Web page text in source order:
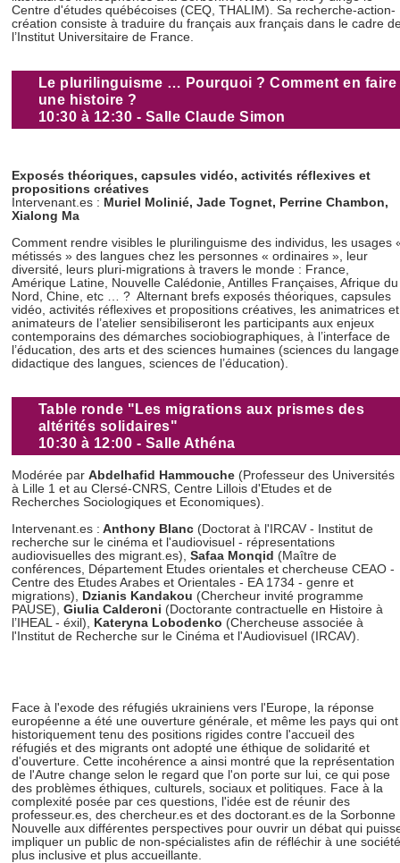
Centre d'études québécoises (CEQ, THALIM). Sa recherche-action-
création consiste à traduire du français aux français dans le cadre
l’Institut Universitaire de France.
Le plurilinguisme … Pourquoi ? Comment en faire
une histoire ?
10:30 à 12:30 - Salle Claude Simon
Exposés théoriques, capsules vidéo, activités réflexives et
propositions créatives
Intervenant.es : Muriel Molinié, Jade Tognet, Perrine Chambon,
Xialong Ma
Comment rendre visibles le plurilinguisme des individus, les usages
métissés » des langues chez les personnes « ordinaires », leur
diversité, leurs pluri-migrations à travers le monde : France,
Amérique Latine, Nouvelle Calédonie, Antilles Françaises, Afrique du
Nord, Chine, etc … ? Alternant brefs exposés théoriques, capsules
vidéo, activités réflexives et propositions créatives, les animatrices et
animateurs de l’atelier sensibiliseront les participants aux enjeux
contemporains des démarches sociobiographiques, à l’interface de
l’éducation, des arts et des sciences humaines (sciences du
didactique des langues, sciences de l’éducation).
Table ronde "Les migrations aux prismes des
altérités solidaires"
10:30 à 12:00 - Salle Athéna
Modérée par Abdelhafid Hammouche (Professeur des Universités
à Lille 1 et au Clersé-CNRS, Centre Lillois d'Etudes et de
Recherches Sociologiques et Economiques).
Intervenant.es : Anthony Blanc (Doctorat à l'IRCAV - Institut de
recherche sur le cinéma et l'audiovisuel - répresentations
audiovisuelles des migrant.es), Safaa Monqid (Maître de
conférences, Département Etudes orientales et chercheuse CEAO -
Centre des Etudes Arabes et Orientales - EA 1734 - genre et
migrations), Dzianis Kandakou (Chercheur invité programme
PAUSE), Giulia Calderoni (Doctorante contractuelle en Histoire à
l’IHEAL - éxil), Kateryna Lobodenko (Chercheuse associée à
l'Institut de Recherche sur le Cinéma et l'Audiovisuel (IRCAV).
Face à l'exode des réfugiés ukrainiens vers l'Europe, la réponse
européenne a été une ouverture générale, et même les pays qui ont
historiquement tenu des positions rigides contre l'accueil des
réfugiés et des migrants ont adopté une éthique de solidarité et
d'ouverture. Cette incohérence a ainsi montré que la représentation
de l'Autre change selon le regard que l'on porte sur lui, ce qui pose
des problèmes éthiques, culturels, sociaux et politiques. Face à la
complexité posée par ces questions, l'idée est de réunir des
professeur.es, des chercheur.es et des doctorant.es de la Sorbonne
Nouvelle aux différentes perspectives pour ouvrir un débat qui
impliquer un public de non-spécialistes afin de réfléchir à une société
plus inclusive et plus accueillante.